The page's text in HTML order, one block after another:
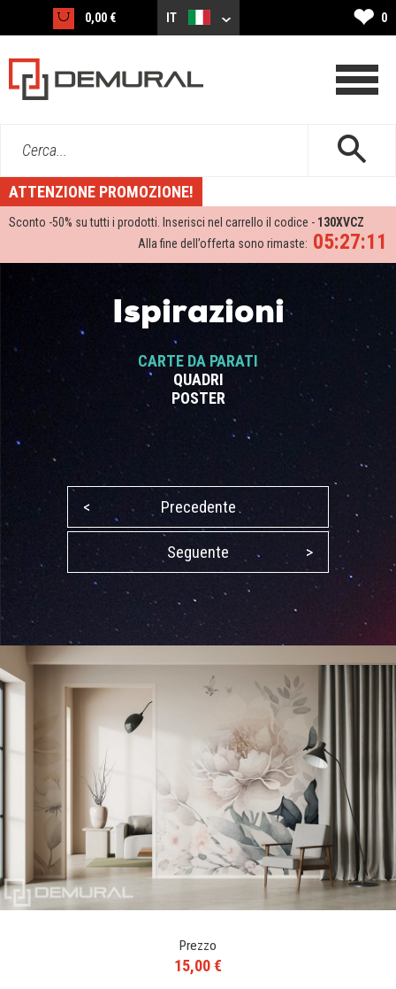
0,00 € IT ❤ 0
Cerca...
ATTENZIONE PROMOZIONE!
Sconto -50% su tutti i prodotti. Inserisci nel carrello il codice - 130XVCZ
05:27:11
Alla fine dell’offerta sono rimaste:
Ispirazioni
CARTE DA PARATI
QUADRI
POSTER
< Precedente
Seguente >
Prezzo
15,00 €